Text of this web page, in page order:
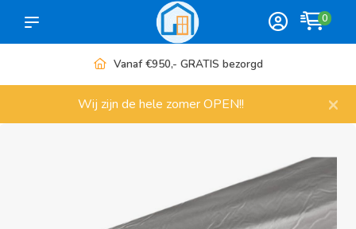
0
Vanaf €950,- GRATIS bezorgd
Wij zijn de hele zomer OPEN!! ×